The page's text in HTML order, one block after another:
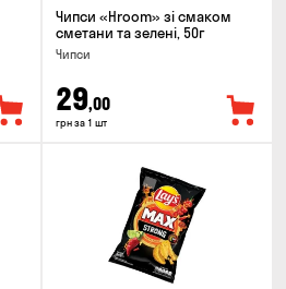
Чипси «Hroom» зі смаком
сметани та зелені, 50г
Чипси
29,00
грн за 1 шт